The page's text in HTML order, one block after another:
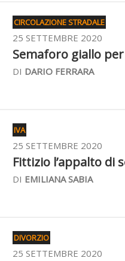
CIRCOLAZIONE STRADALE
25 SETTEMBRE 2020
Semaforo giallo
DI DARIO FERRARA
IVA
25 SETTEMBRE 2020
Fittizio l’appalto di
DI EMILIANA SABIA
DIVORZIO
25 SETTEMBRE 2020